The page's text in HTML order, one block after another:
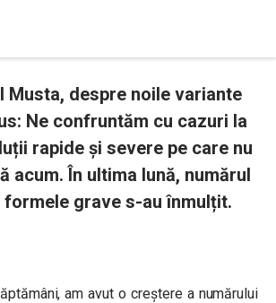
Musta, despre noile variante
Ne confruntăm cu cazuri la
rapide și severe pe care nu
acum. În ultima lună, numărul
grave s-au înmulțit.
am avut o creştere a numărului